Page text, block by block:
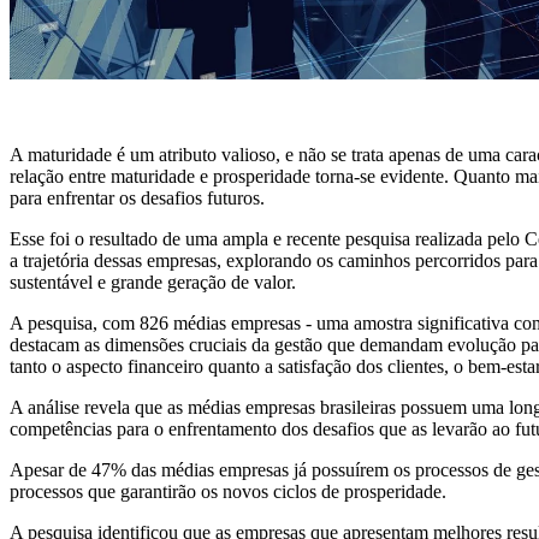
A maturidade é um atributo valioso, e não se trata apenas de uma
relação entre maturidade e prosperidade torna-se evidente. Quanto
para enfrentar os desafios futuros.
Esse foi o resultado de uma ampla e recente pesquisa realizada
a trajetória dessas empresas, explorando os caminhos percorridos
sustentável e grande geração de valor.
A pesquisa, com 826 médias empresas - uma amostra significativa
destacam as dimensões cruciais da gestão que demandam
tanto o aspecto financeiro quanto a satisfação dos clientes, o bem-
A análise revela que as médias empresas brasileiras possuem uma
competências para o enfrentamento dos desafios que as levarão ao
Apesar de 47% das médias empresas já possuírem os processos de
processos que garantirão os novos ciclos de prosperidade.
A pesquisa identificou que as empresas que apresentam melhores